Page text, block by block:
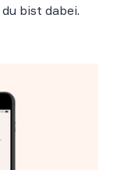
bist dabei.